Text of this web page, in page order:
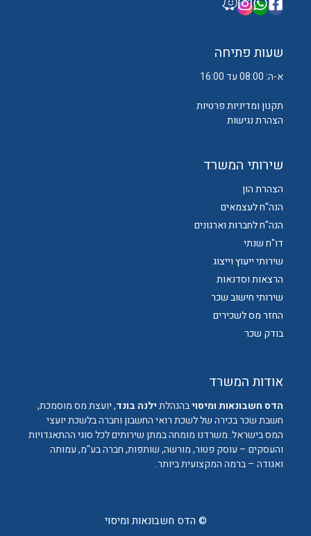
שעות פתיחה
א-ה: 08:00 עד 16:00
תקנון ומדיניות פרטיות
הצהרת נגישות
שירותי המשרד
הצהרת הון
הנה"ח לעצמאים
הנה"ח לחברות וארגונים
דו"ח שנתי
שירותי ייעוץ וייצוג
הרצאות וסדנאות
שירותי חישוב שכר
החזר מס לשכירים
בודק שכר
אודות המשרד
הדס חשבונאות ומיסויבהנהלתילנה בונד, יועצת מס מוסמכת,
חשבת שכר בכירה של לשכת רואי החשבון וחברה בלשכת יועצי
המס בישראל. משרדנו מומחה במתן שירותים לכל סוגי ההתאגדויות
והעסקים – עוסק פטור, מורשה, שותפות, חברה בע"מ, עמותה
ואגודה – ברמה המקצועית ביותר.
© הדס חשבונאות ומיסוי